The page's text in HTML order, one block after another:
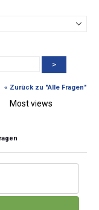
>
« Zurück zu "Alle Fragen"
Most views